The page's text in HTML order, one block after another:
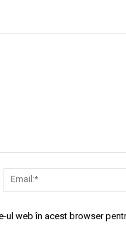
ul web în acest browser